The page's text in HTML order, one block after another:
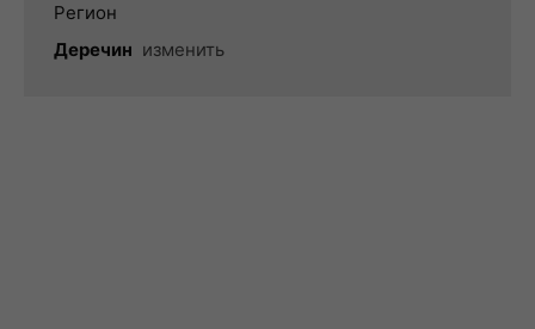
Регион
Деречин изменить